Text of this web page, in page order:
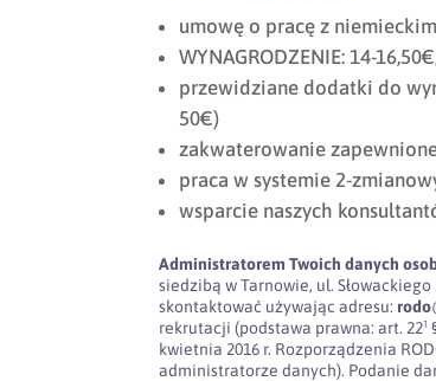
umowę o pracę z
WYNAGRODZENIE: 14-
przewidziane dodatki do
50€)
zakwaterowanie
praca w systemie 2-
wsparcie naszych
Administratorem Twoich danych
siedzibą w Tarnowie, ul.
skontaktować używając adresu:
rekrutacji (podstawa prawna: art. 22¹
kwietnia 2016 r. Rozporządzenia
administratorze danych). Podanie